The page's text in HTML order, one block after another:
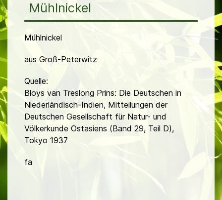
Mühlnickel
Mühlnickel
aus Groß-Peterwitz
Quelle:
Bloys van Treslong Prins: Die Deutschen in
Niederländisch-Indien, Mitteilungen der
Deutschen Gesellschaft für Natur- und
Völkerkunde Ostasiens (Band 29, Teil D),
Tokyo 1937
fa